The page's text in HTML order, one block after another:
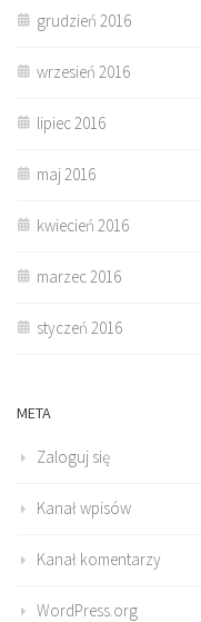
grudzień 2016
wrzesień 2016
lipiec 2016
maj 2016
kwiecień 2016
marzec 2016
styczeń 2016
META
Zaloguj się
Kanał wpisów
Kanał komentarzy
WordPress.org